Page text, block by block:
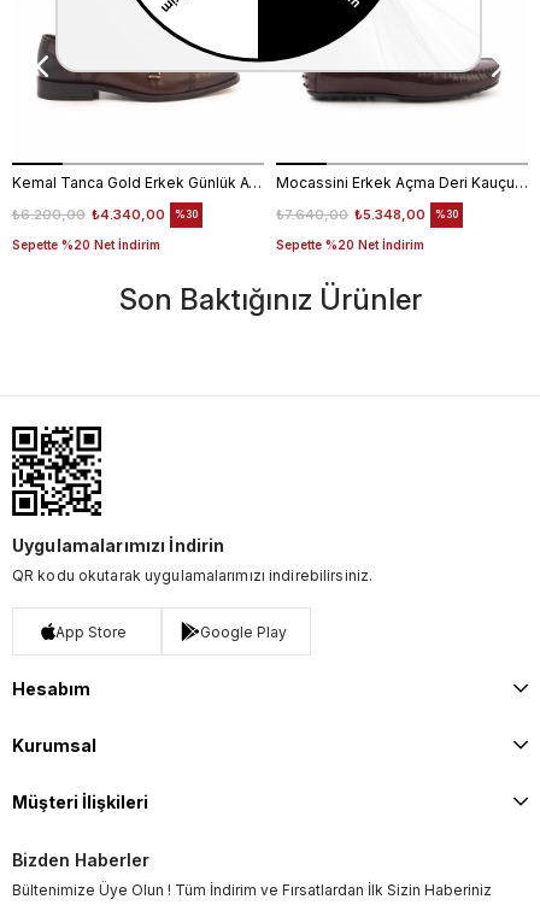
Kemal Tanca Gold Erkek Günlük Ayakkabı 6612-152
₺4.340,00
₺6.200,00
Sepette %20 Net İndirim
%30
Mocassini Erkek Açma Deri Kauçuk Taban Bordo Günlük Ayakkabı
₺5.348,00
₺7.640,00
Sepette %20 Net İndirim
%30
Son Baktığınız Ürünler
Uygulamalarımızı İndirin
QR kodu okutarak uygulamalarımızı indirebilirsiniz.
App Store Google Play
Hesabım
Kurumsal
Müşteri İlişkileri
Bizden Haberler
Bültenimize Üye Olun ! Tüm İndirim ve Fırsatlardan İlk Sizin Haberiniz